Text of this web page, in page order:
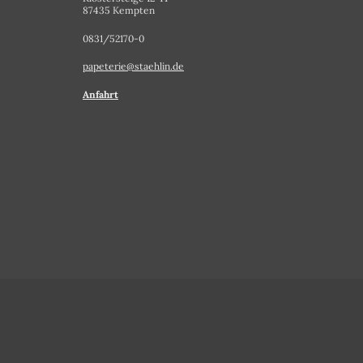
87435 Kempten
0831/52170-0
papeterie@staehlin.de
Anfahrt